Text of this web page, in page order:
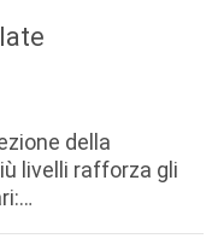
della
livelli rafforza gli